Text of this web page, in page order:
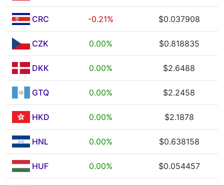
CRC -0.21% $0.037908
CZK 0.00% $0.818835
DKK 0.00% $2.6488
GTQ 0.00% $2.2458
HKD 0.00% $2.1878
HNL 0.00% $0.638158
HUF 0.00% $0.054457